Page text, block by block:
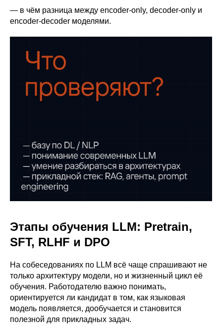
— в чём разница между encoder-only, decoder-only и
encoder-decoder моделями.
Этапы обучения LLM: Pretrain,
SFT, RLHF и DPO
На собеседованиях по LLM всё чаще спрашивают не
только архитектуру модели, но и жизненный цикл её
обучения. Работодателю важно понимать,
ориентируется ли кандидат в том, как языковая
модель появляется, дообучается и становится
полезной для прикладных задач.